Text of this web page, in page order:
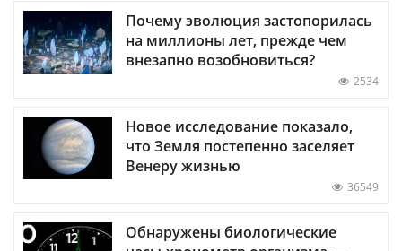
Почему эволюция застопорилась
на миллионы лет, прежде чем
внезапно возобновиться?
2534
Новое исследование показало,
что Земля постепенно заселяет
Венеру жизнью
36549
Обнаружены биологические